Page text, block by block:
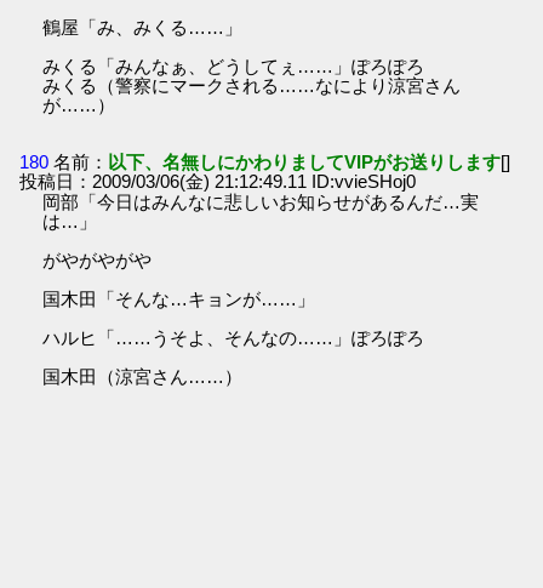
鶴屋「み、みくる……」
みくる「みんなぁ、どうしてぇ……」ぽろぽろ
みくる（警察にマークされる……なにより涼宮さん
が……）
180 名前： 以下、名無しにかわりましてVIPがお送りします[]
投稿日：2009/03/06(金) 21:12:49.11 ID:vvieSHoj0
岡部「今日はみんなに悲しいお知らせがあるんだ…実
は…」
がやがやがや
国木田「そんな…キョンが……」
ハルヒ「……うそよ、そんなの……」ぽろぽろ
国木田（涼宮さん……）